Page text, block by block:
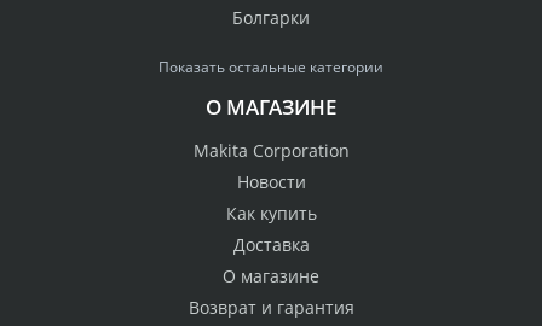
Болгарки
Показать остальные категории
О МАГАЗИНЕ
Makita Corporation
Новости
Как купить
Доставка
О магазине
Возврат и гарантия